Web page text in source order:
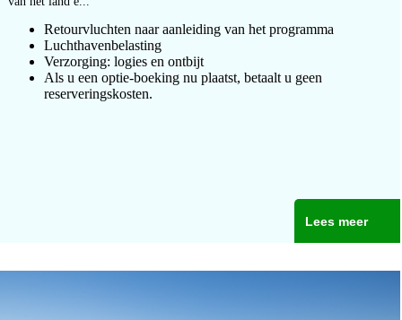
Retourvluchten naar aanleiding van het programma
Luchthavenbelasting
Verzorging: logies en ontbijt
Als u een optie-boeking nu plaatst, betaalt u geen
reserveringskosten.
Lees meer